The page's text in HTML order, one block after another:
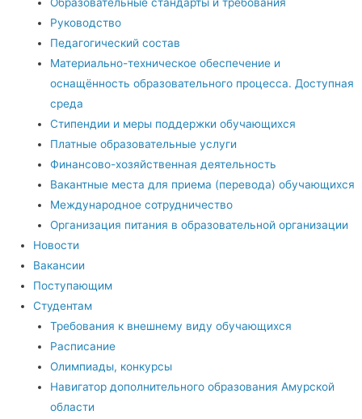
Руководство
Педагогический состав
Материально-техническое обеспечение и
оснащённость образовательного процесса. Доступная
среда
Стипендии и меры поддержки обучающихся
Платные образовательные услуги
Финансово-хозяйственная деятельность
Вакантные места для приема (перевода) обучающихся
Международное сотрудничество
Организация питания в образовательной организации
Новости
Вакансии
Поступающим
Студентам
Требования к внешнему виду обучающихся
Расписание
Олимпиады, конкурсы
Навигатор дополнительного образования Амурской
области